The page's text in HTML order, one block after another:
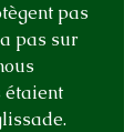
pas
pas sur
étaient